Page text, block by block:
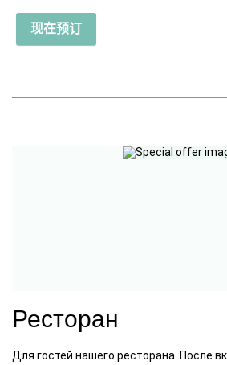
现在预订
Ресторан
Для гостей нашего ресторана. После